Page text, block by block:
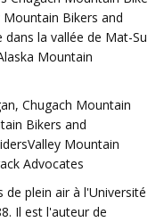
Mountain Bikers and
la vallée de Mat-Su
Mountain
Chugach Mountain
Bikers and
Mountain
Advocates
plein air à l'Université
Il est l'auteur de